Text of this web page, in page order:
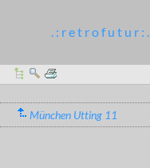
. : r e t r o f u t u r : .
München Utting 11